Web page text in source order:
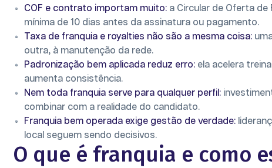
COF e contrato importam muito: a Circular de Oferta
mínima de 10 dias antes da assinatura ou pagamento.
Taxa de franquia e royalties não são a mesma coisa:
outra, à manutenção da rede.
Padronização bem aplicada reduz erro: ela acelera
aumenta consistência.
Nem toda franquia serve para qualquer perfil:
combinar com a realidade do candidato.
Franquia bem operada exige gestão de verdade:
local seguem sendo decisivos.
O que é franquia e como